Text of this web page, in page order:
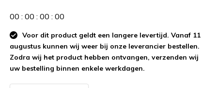
00 : 00 : 00 : 00
Voor dit product geldt een langere levertijd. Vanaf 11
augustus kunnen wij weer bij onze leverancier bestellen.
Zodra wij het product hebben ontvangen, verzenden wij
uw bestelling binnen enkele werkdagen.